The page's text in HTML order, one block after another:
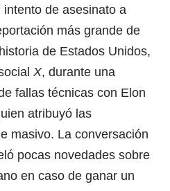
de asesinato a
más grande de
de Estados Unidos,
X, durante una
fallas técnicas con Elon
atribuyó las
masivo. La conversación
pocas novedades sobre
en caso de ganar un